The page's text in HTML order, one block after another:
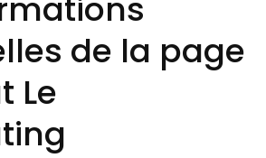
de la page
Le